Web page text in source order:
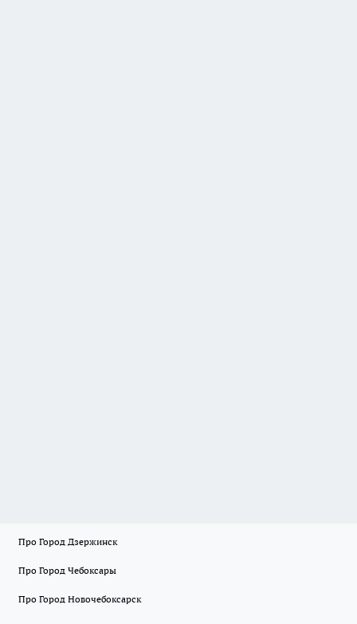
Про Город Дзержинск
Про Город Чебоксары
Про Город Новочебоксарск